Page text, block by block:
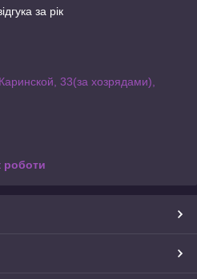
за рік
33(за хозрядами),
роботи